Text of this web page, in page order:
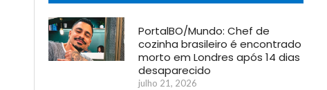
PortalBO/Mundo: Chef de
cozinha brasileiro é encontrado
morto em Londres após 14 dias
desaparecido
julho 21, 2026